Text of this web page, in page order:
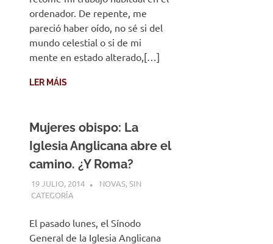
ordenador. De repente, me
pareció haber oído, no sé si del
mundo celestial o si de mi
mente en estado alterado,[…]
LER MÁIS
Mujeres obispo: La
Iglesia Anglicana abre el
camino. ¿Y Roma?
19 JULIO, 2014 DESARROLLO
NOVAS,SIN
CATEGORÍA
El pasado lunes, el Sínodo
General de la Iglesia Anglicana